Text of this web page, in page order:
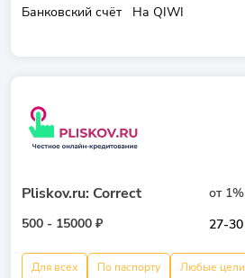
Банковский счёт На QIWI
Pliskov.ru: Correct
500 - 15000 ₽
от 1%
27-30
Для всех По паспорту Любые цели